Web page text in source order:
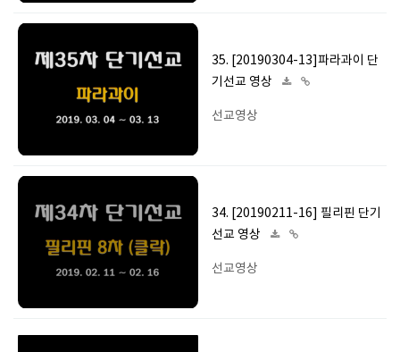
35. [20190304-13]파라과이 단
기선교 영상
선교영상
34. [20190211-16] 필리핀 단기
선교 영상
선교영상